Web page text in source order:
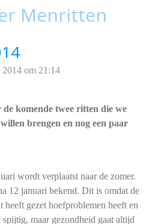
Menritten
2014 om 21:14
komende twee ritten die we
brengen en nog een paar
wordt verplaatst naar de zomer.
12 januari bekend. Dit is omdat de
gezet hoefproblemen heeft en
maar gezondheid gaat altijd